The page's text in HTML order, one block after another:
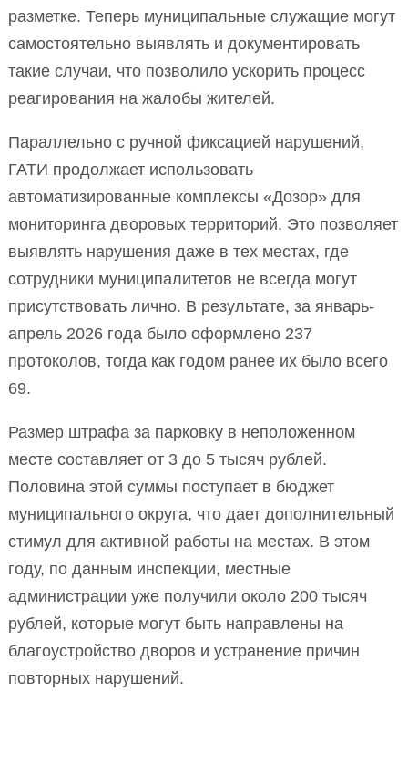
разметке. Теперь муниципальные служащие могут
самостоятельно выявлять и документировать
такие случаи, что позволило ускорить процесс
реагирования на жалобы жителей.
Параллельно с ручной фиксацией нарушений,
ГАТИ продолжает использовать
автоматизированные комплексы «Дозор» для
мониторинга дворовых территорий. Это позволяет
выявлять нарушения даже в тех местах, где
сотрудники муниципалитетов не всегда могут
присутствовать лично. В результате, за январь-
апрель 2026 года было оформлено 237
протоколов, тогда как годом ранее их было всего
69.
Размер штрафа за парковку в неположенном
месте составляет от 3 до 5 тысяч рублей.
Половина этой суммы поступает в бюджет
муниципального округа, что дает дополнительный
стимул для активной работы на местах. В этом
году, по данным инспекции, местные
администрации уже получили около 200 тысяч
рублей, которые могут быть направлены на
благоустройство дворов и устранение причин
повторных нарушений.